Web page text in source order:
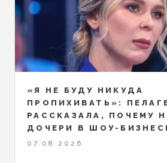
«Я НЕ БУДУ НИКУДА
ПРОПИХИВАТЬ»:
РАССКАЗАЛА, ПОЧЕМУ
ДОЧЕРИ В ШОУ-
07.08.2026